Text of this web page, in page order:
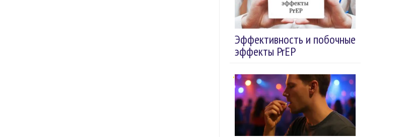
Эффективность и побочные
эффекты PrEP